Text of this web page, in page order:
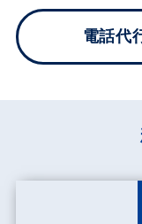
電話代